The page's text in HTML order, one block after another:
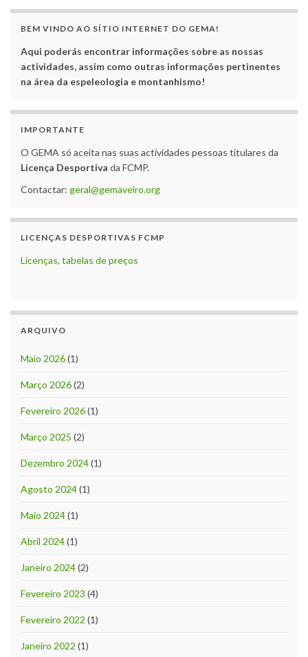
BEM VINDO AO SÍTIO INTERNET DO GEMA!
Aqui poderás encontrar informações sobre as nossas
actividades, assim como outras informações pertinentes
na área da espeleologia e montanhismo!
IMPORTANTE
O GEMA só aceita nas suas actividades pessoas titulares da
Licença Desportiva da FCMP.
Contactar: geral@gemaveiro.org
LICENÇAS DESPORTIVAS FCMP
Licenças, tabelas de preços
ARQUIVO
Maio 2026(1)
Março 2026(2)
Fevereiro 2026(1)
Março 2025 (2)
Dezembro 2024(1)
Agosto 2024(1)
Maio 2024(1)
Abril 2024(1)
Janeiro 2024(2)
Fevereiro 2023 (4)
Fevereiro 2022 (1)
Janeiro 2022 (1)